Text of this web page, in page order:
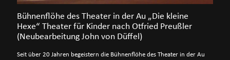
Bühnenflöhe des Theater in der Au „Die kleine
Hexe“ Theater für Kinder nach Otfried Preußler
(Neubearbeitung John von Düffel)
Seit über 20 Jahren begeistern die Bühnenflöhe des Theater in der Au